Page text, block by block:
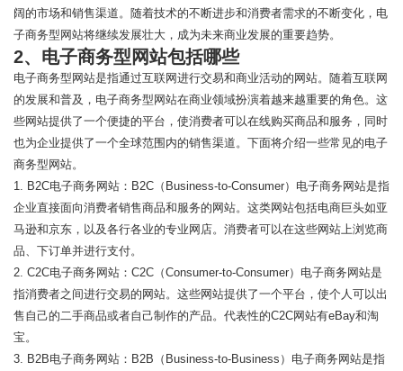
阔的市场和销售渠道。随着技术的不断进步和消费者需求的不断变化，电
子商务型网站将继续发展壮大，成为未来商业发展的重要趋势。
2、电子商务型网站包括哪些
电子商务型网站是指通过互联网进行交易和商业活动的网站。随着互联网
的发展和普及，电子商务型网站在商业领域扮演着越来越重要的角色。这
些网站提供了一个便捷的平台，使消费者可以在线购买商品和服务，同时
也为企业提供了一个全球范围内的销售渠道。下面将介绍一些常见的电子
商务型网站。
1. B2C电子商务网站：B2C（Business-to-Consumer）电子商务网站是指
企业直接面向消费者销售商品和服务的网站。这类网站包括电商巨头如亚
马逊和京东，以及各行各业的专业网店。消费者可以在这些网站上浏览商
品、下订单并进行支付。
2. C2C电子商务网站：C2C（Consumer-to-Consumer）电子商务网站是
指消费者之间进行交易的网站。这些网站提供了一个平台，使个人可以出
售自己的二手商品或者自己制作的产品。代表性的C2C网站有eBay和淘
宝。
3. B2B电子商务网站：B2B（Business-to-Business）电子商务网站是指